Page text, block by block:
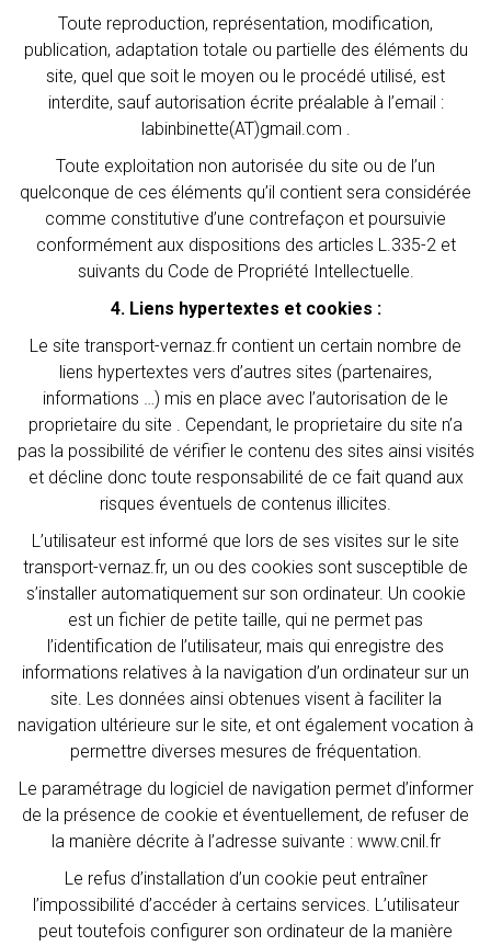
Toute reproduction, représentation, modification,
publication, adaptation totale ou partielle des éléments du
site, quel que soit le moyen ou le procédé utilisé, est
interdite, sauf autorisation écrite préalable à l’email :
labinbinette(AT)gmail.com .
Toute exploitation non autorisée du site ou de l’un
quelconque de ces éléments qu’il contient sera considérée
comme constitutive d’une contrefaçon et poursuivie
conformément aux dispositions des articles L.335-2 et
suivants du Code de Propriété Intellectuelle.
4. Liens hypertextes et cookies :
Le site transport-vernaz.fr contient un certain nombre de
liens hypertextes vers d’autres sites (partenaires,
informations …) mis en place avec l’autorisation de le
proprietaire du site . Cependant, le proprietaire du site n’a
pas la possibilité de vérifier le contenu des sites ainsi visités
et décline donc toute responsabilité de ce fait quand aux
risques éventuels de contenus illicites.
L’utilisateur est informé que lors de ses visites sur le site
transport-vernaz.fr, un ou des cookies sont susceptible de
s’installer automatiquement sur son ordinateur. Un cookie
est un fichier de petite taille, qui ne permet pas
l’identification de l’utilisateur, mais qui enregistre des
informations relatives à la navigation d’un ordinateur sur un
site. Les données ainsi obtenues visent à faciliter la
navigation ultérieure sur le site, et ont également vocation à
permettre diverses mesures de fréquentation.
Le paramétrage du logiciel de navigation permet d’informer
de la présence de cookie et éventuellement, de refuser de
la manière décrite à l’adresse suivante : www.cnil.fr
Le refus d’installation d’un cookie peut entraîner
l’impossibilité d’accéder à certains services. L’utilisateur
peut toutefois configurer son ordinateur de la manière